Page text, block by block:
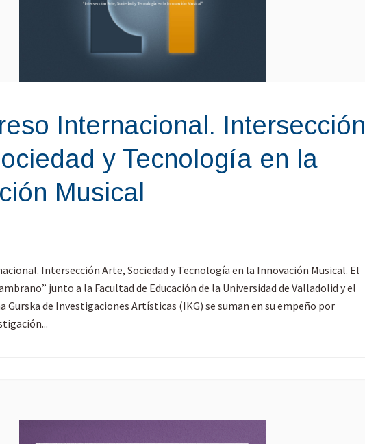
Internacional. Intersección
y Tecnología en la
Musical
Intersección Arte, Sociedad y Tecnología en la Innovación Musical. El
junto a la Facultad de Educación de la Universidad de Valladolid y el
de Investigaciones Artísticas (IKG) se suman en su empeño por